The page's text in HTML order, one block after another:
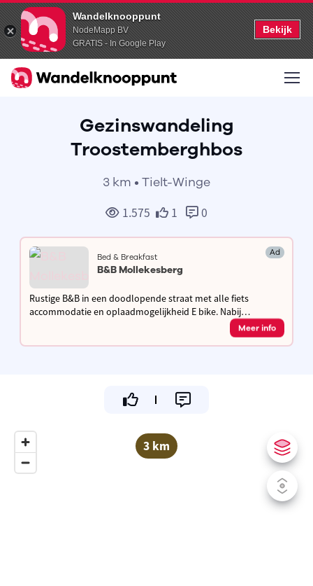
Wandelknooppunt
NodeMapp BV
GRATIS - In Google Play
Bekijk
Gezinswandeling
Troostemberghbos
3 km • Tielt-Winge
1.575 1 0
Bed & Breakfast Ad
B&B Mollekesberg
Rustige B&B in een doodlopende straat met alle fiets
accommodatie en oplaadmogelijkheid E bike. Nabij
Meer info
3 km